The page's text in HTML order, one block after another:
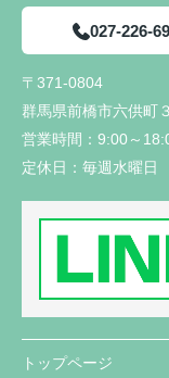
027-226-
〒371-0804
群馬県前橋市六供町
営業時間： 9:00～
定休日： 毎週水曜日
トップページ